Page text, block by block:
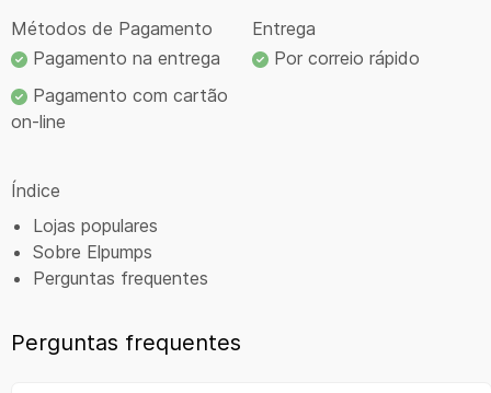
Métodos de Pagamento
Pagamento na entrega
Pagamento com cartão
on-line
Entrega
Por correio rápido
Índice
Lojas populares
Sobre Elpumps
Perguntas frequentes
Perguntas frequentes